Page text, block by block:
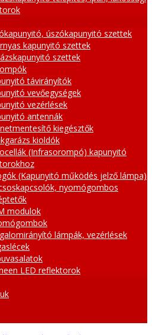
úszókapunyitó szettek
kapunyitó szettek
szettek
távirányítók
vevőegységek
vezérlések
antennák
kiegésztők
kioldók
(Infrasorompó) kapunyitó
(Kapunyitó működés jelző lámpa)
nyomógombos
modulok
lámpák, vezérlések
LED reflektorok